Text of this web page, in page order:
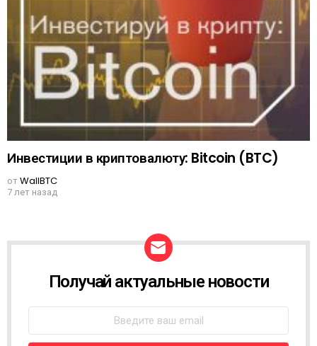
Инвестиции в криптовалюту: Bitcoin (BTC)
отWallBTC
7 лет назад
W
L
Получай актуальные новости